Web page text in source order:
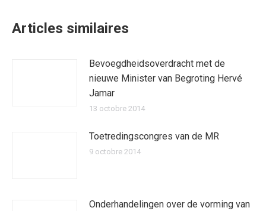
Articles similaires
Bevoegdheidsoverdracht met de
nieuwe Minister van Begroting Hervé
Jamar
13 octobre 2014
Toetredingscongres van de MR
9 octobre 2014
Onderhandelingen over de vorming van